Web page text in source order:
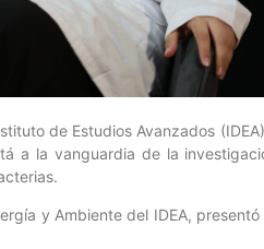
de Estudios Avanzados
a la vanguardia de la
y Ambiente del IDEA,